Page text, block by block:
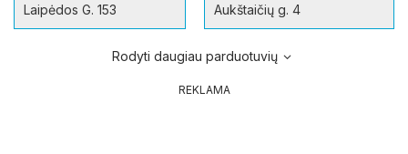
Laipėdos G. 153 Aukštaičių g. 4
Rodyti daugiau parduotuvių
REKLAMA